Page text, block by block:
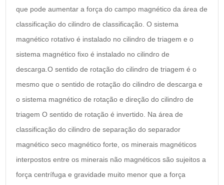
que pode aumentar a força do campo magnético da área de
classificação do cilindro de classificação. O sistema
magnético rotativo é instalado no cilindro de triagem e o
sistema magnético fixo é instalado no cilindro de
descarga.O sentido de rotação do cilindro de triagem é o
mesmo que o sentido de rotação do cilindro de descarga e
o sistema magnético de rotação e direção do cilindro de
triagem O sentido de rotação é invertido. Na área de
classificação do cilindro de separação do separador
magnético seco magnético forte, os minerais magnéticos
interpostos entre os minerais não magnéticos são sujeitos a
força centrífuga e gravidade muito menor que a força